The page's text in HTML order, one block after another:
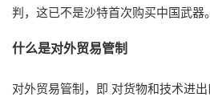
判，这已不是沙特首次购买中国武器。
什么是对外贸易管制
对外贸易管制，即 对货物和技术进